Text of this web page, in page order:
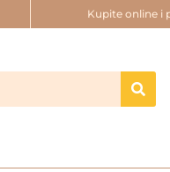
Kupite online i